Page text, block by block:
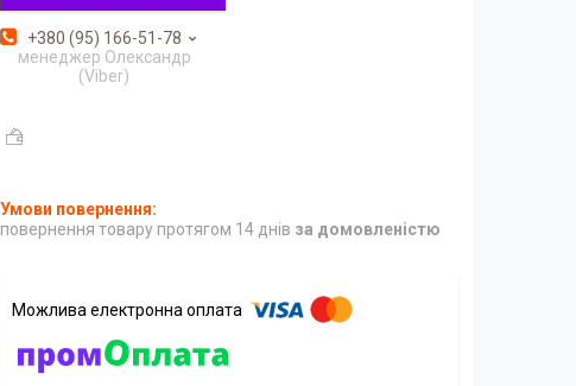
+380 (95) 166-51-78
менеджер Олександр
(Viber)
повернення товару протягом 14 днів за домовленістю